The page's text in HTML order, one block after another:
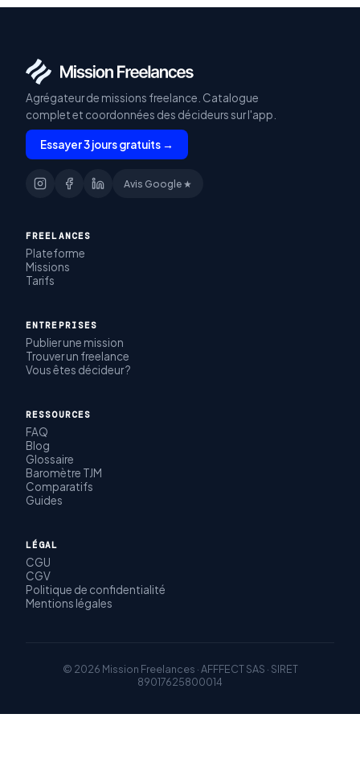
Agrégateur de missions freelance. Catalogue
complet et coordonnées des décideurs sur l'app.
Essayer 3 jours gratuits →
Avis Google ★
FREELANCES
Plateforme
Missions
Tarifs
ENTREPRISES
Publier une mission
Trouver un freelance
Vous êtes décideur ?
RESSOURCES
FAQ
Blog
Glossaire
Baromètre TJM
Comparatifs
Guides
LÉGAL
CGU
CGV
Politique de confidentialité
Mentions légales
© 2026 Mission Freelances · AFFFECT SAS · SIRET
89017625800014